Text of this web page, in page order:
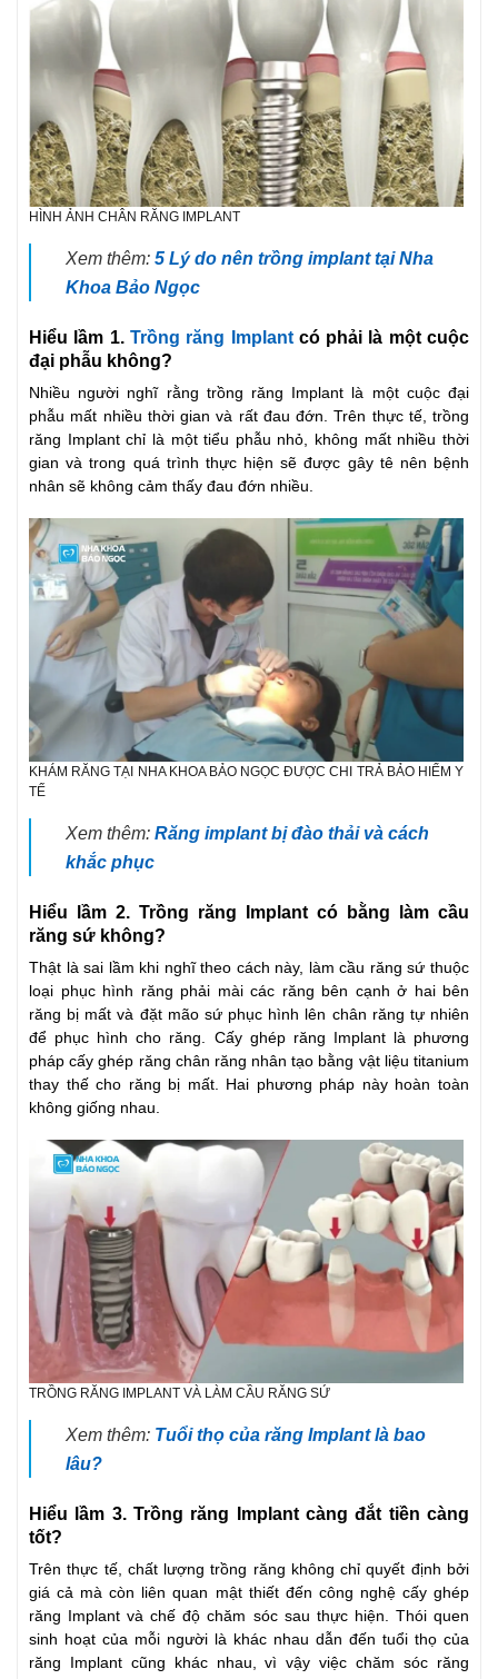
HÌNH ẢNH CHÂN RĂNG IMPLANT
Xem thêm: 5 Lý do nên trồng implant tại Nha
Khoa Bảo Ngọc
Hiểu lầm 1. Trồng răng Implantcó phải là một cuộc
đại phẫu không?
Nhiều người nghĩ rằng trồng răng Implant là một cuộc đại
phẫu mất nhiều thời gian và rất đau đớn. Trên thực tế, trồng
răng Implant chỉ là một tiểu phẫu nhỏ, không mất nhiều thời
gian và trong quá trình thực hiện sẽ được gây tê nên bệnh
nhân sẽ không cảm thấy đau đớn nhiều.
KHÁM RĂNG TẠI NHA KHOA BẢO NGỌC ĐƯỢC CHI TRẢ BẢO HIỂM Y
TẾ
Xem thêm: Răng implant bị đào thải và cách
khắc phục
Hiểu lầm 2. Trồng răng Implant có bằng làm cầu
răng sứ không?
Thật là sai lầm khi nghĩ theo cách này, làm cầu răng sứ thuộc
loại phục hình răng phải mài các răng bên cạnh ở hai bên
răng bị mất và đặt mão sứ phục hình lên chân răng tự nhiên
để phục hình cho răng. Cấy ghép răng Implant là phương
pháp cấy ghép răng chân răng nhân tạo bằng vật liệu titanium
thay thế cho răng bị mất. Hai phương pháp này hoàn toàn
không giống nhau.
TRỒNG RĂNG IMPLANT VÀ LÀM CẦU RĂNG SỨ
Xem thêm: Tuổi thọ của răng Implant là bao
lâu?
Hiểu lầm 3. Trồng răng Implant càng đắt tiền càng
tốt?
Trên thực tế, chất lượng trồng răng không chỉ quyết định bởi
giá cả mà còn liên quan mật thiết đến công nghệ cấy ghép
răng Implant và chế độ chăm sóc sau thực hiện. Thói quen
sinh hoạt của mỗi người là khác nhau dẫn đến tuổi thọ của
răng Implant cũng khác nhau, vì vậy việc chăm sóc răng